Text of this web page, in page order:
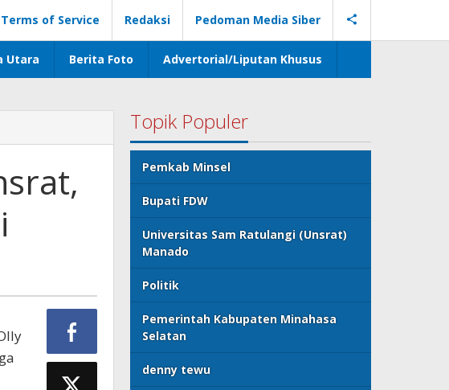
Terms of Service Redaksi Pedoman Media Siber
Utara Berita Foto Advertorial/Liputan Khusus
Topik Populer
Pemkab Minsel
Bupati FDW
Universitas Sam Ratulangi (Unsrat)
Manado
Politik
Pemerintah Kabupaten Minahasa
Selatan
denny tewu